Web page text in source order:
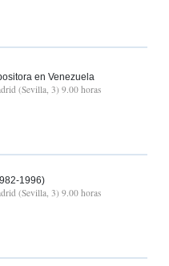
en Venezuela
(Sevilla, 3) 9.00 horas
1996)
(Sevilla, 3) 9.00 horas